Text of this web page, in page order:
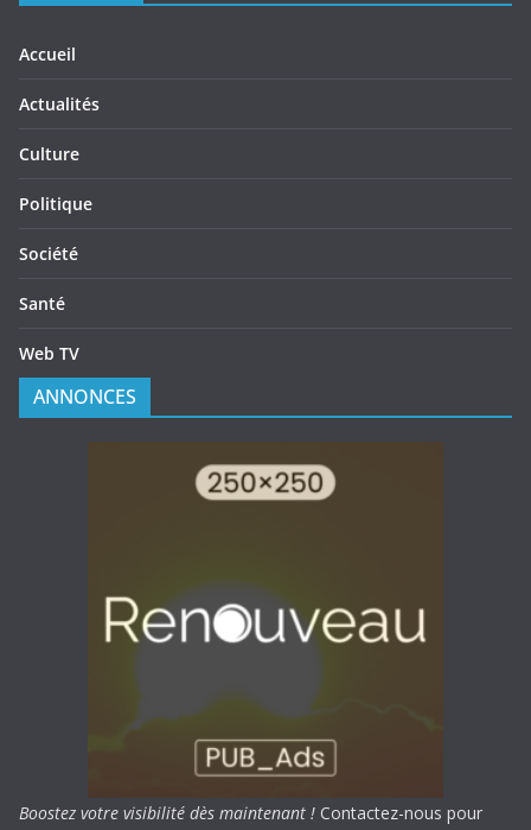
Accueil
Actualités
Culture
Politique
Société
Santé
Web TV
ANNONCES
Boostez votre visibilité dès maintenant ! Contactez-nous pour